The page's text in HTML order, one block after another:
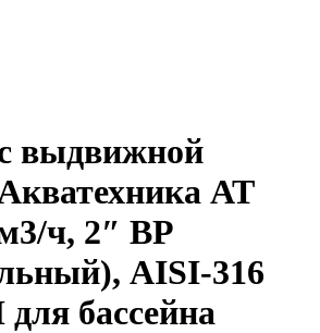
выдвижной
АТ
ч, 2″ ВР
AISI-316
бассейна